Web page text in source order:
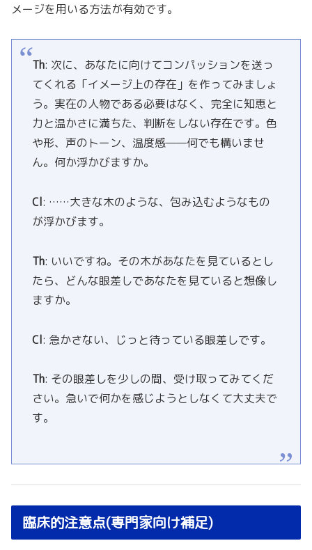
メージを用いる方法が有効です。
Th: 次に、あなたに向けてコンパッションを送っ
てくれる「イメージ上の存在」を作ってみましょ
う。実在の人物である必要はなく、完全に知恵と
力と温かさに満ちた、判断をしない存在です。色
や形、声のトーン、温度感——何でも構いませ
ん。何か浮かびますか。
Cl: ……大きな木のような、包み込むようなもの
が浮かびます。
Th: いいですね。その木があなたを見ているとし
たら、どんな眼差しであなたを見ていると想像し
ますか。
Cl: 急かさない、じっと待っている眼差しです。
Th: その眼差しを少しの間、受け取ってみてくだ
さい。急いで何かを感じようとしなくて大丈夫で
す。
臨床的注意点(専門家向け補足)